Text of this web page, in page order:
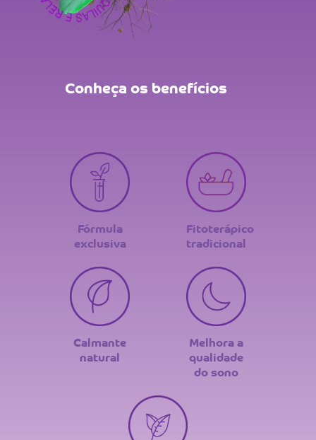
Conheça os benefícios
Fórmula
exclusiva
Fitoterápico
tradicional
Calmante
natural
Melhora a
qualidade
do sono